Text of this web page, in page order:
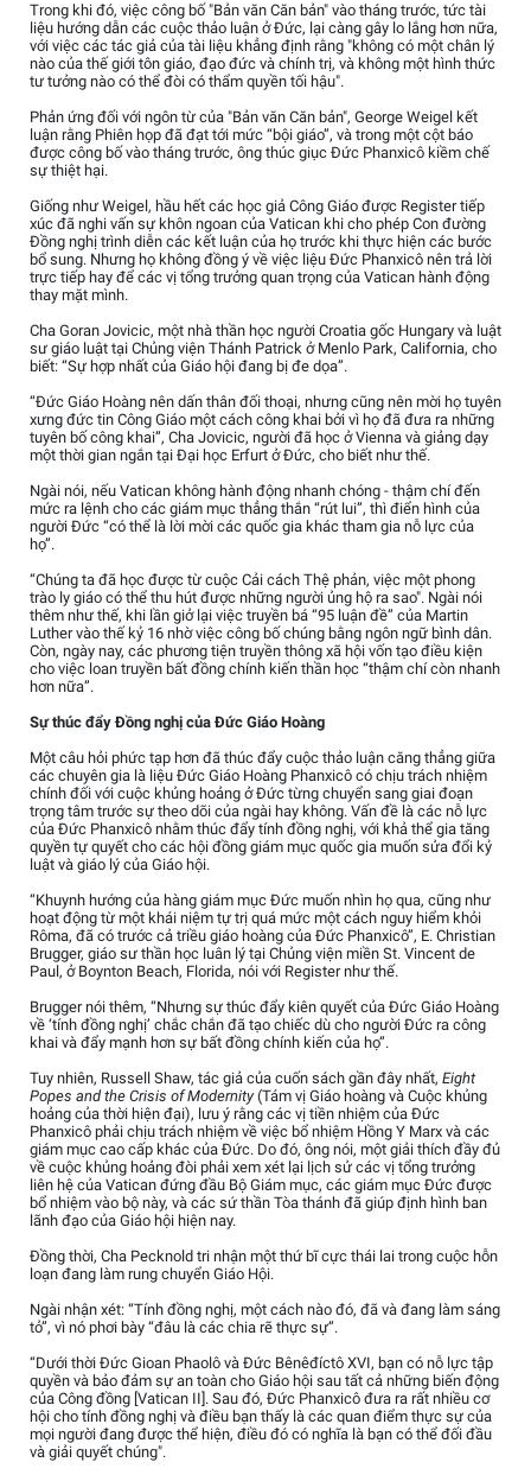
Trong khi đó, việc công bố "Bản văn Căn bản" vào tháng trước, tức tài
liệu hướng dẫn các cuộc thảo luận ở Đức, lại càng gây lo lắng hơn nữa,
với việc các tác giả của tài liệu khẳng định rằng "không có một chân lý
nào của thế giới tôn giáo, đạo đức và chính trị, và không một hình thức
tư tưởng nào có thể đòi có thẩm quyền tối hậu".
Phản ứng đối với ngôn từ của "Bản văn Căn bản", George Weigel kết
luận rằng Phiên họp đã đạt tới mức “bội giáo”, và trong một cột báo
được công bố vào tháng trước, ông thúc giục Đức Phanxicô kiềm chế
sự thiệt hại.
Giống như Weigel, hầu hết các học giả Công Giáo được Register tiếp
xúc đã nghi vấn sự khôn ngoan của Vatican khi cho phép Con đường
Đồng nghị trình diễn các kết luận của họ trước khi thực hiện các bước
bổ sung. Nhưng họ không đồng ý về việc liệu Đức Phanxicô nên trả lời
trực tiếp hay để các vị tổng trưởng quan trọng của Vatican hành động
thay mặt mình.
Cha Goran Jovicic, một nhà thần học người Croatia gốc Hungary và luật
sư giáo luật tại Chủng viện Thánh Patrick ở Menlo Park, California, cho
biết: “Sự hợp nhất của Giáo hội đang bị đe dọa”.
“Đức Giáo Hoàng nên dấn thân đối thoại, nhưng cũng nên mời họ tuyên
xưng đức tin Công Giáo một cách công khai bởi vì họ đã đưa ra những
tuyên bố công khai”, Cha Jovicic, người đã học ở Vienna và giảng dạy
một thời gian ngắn tại Đại học Erfurt ở Đức, cho biết như thế.
Ngài nói, nếu Vatican không hành động nhanh chóng - thậm chí đến
mức ra lệnh cho các giám mục thẳng thắn “rút lui”, thì điển hình của
người Đức “có thể là lời mời các quốc gia khác tham gia nỗ lực của
họ”.
“Chúng ta đã học được từ cuộc Cải cách Thệ phản, việc một phong
trào ly giáo có thể thu hút được những người ủng hộ ra sao". Ngài nói
thêm như thế, khi lần giở lại việc truyền bá “95 luận đề” của Martin
Luther vào thế kỷ 16 nhờ việc công bố chúng bằng ngôn ngữ bình dân.
Còn, ngày nay, các phương tiện truyền thông xã hội vốn tạo điều kiện
cho việc loan truyền bất đồng chính kiến thần học “thậm chí còn nhanh
hơn nữa”.
Sự thúc đẩy Đồng nghị của Đức Giáo Hoàng
Một câu hỏi phức tạp hơn đã thúc đẩy cuộc thảo luận căng thẳng giữa
các chuyên gia là liệu Đức Giáo Hoàng Phanxicô có chịu trách nhiệm
chính đối với cuộc khủng hoảng ở Đức từng chuyển sang giai đoạn
trọng tâm trước sự theo dõi của ngài hay không. Vấn đề là các nỗ lực
của Đức Phanxicô nhằm thúc đẩy tính đồng nghị, với khả thể gia tăng
quyền tự quyết cho các hội đồng giám mục quốc gia muốn sửa đổi kỷ
luật và giáo lý của Giáo hội.
“Khuynh hướng của hàng giám mục Đức muốn nhìn họ qua, cũng như
hoạt động từ một khái niệm tự trị quá mức một cách nguy hiểm khỏi
Rôma, đã có trước cả triều giáo hoàng của Đức Phanxicô”, E. Christian
Brugger, giáo sư thần học luân lý tại Chủng viện miền St. Vincent de
Paul, ở Boynton Beach, Florida, nói với Register như thế.
Brugger nói thêm, “Nhưng sự thúc đẩy kiên quyết của Đức Giáo Hoàng
về ‘tính đồng nghị’ chắc chắn đã tạo chiếc dù cho người Đức ra công
khai và đẩy mạnh hơn sự bất đồng chính kiến của họ”.
Tuy nhiên, Russell Shaw, tác giả của cuốn sách gần đây nhất, Eight
Popes and the Crisis of Modernity(Tám vị Giáo hoàng và Cuộc khủng
hoảng của thời hiện đại), lưu ý rằng các vị tiền nhiệm của Đức
Phanxicô phải chịu trách nhiệm về việc bổ nhiệm Hồng Y Marx và các
giám mục cao cấp khác của Đức. Do đó, ông nói, một giải thích đầy đủ
về cuộc khủng hoảng đòi phải xem xét lại lịch sử các vị tổng trưởng
liên hệ của Vatican đứng đầu Bộ Giám mục, các giám mục Đức được
bổ nhiệm vào bộ này, và các sứ thần Tòa thánh đã giúp định hình ban
lãnh đạo của Giáo hội hiện nay.
Đồng thời, Cha Pecknold tri nhận một thứ bĩ cực thái lai trong cuộc hỗn
loạn đang làm rung chuyển Giáo Hội.
Ngài nhận xét: “Tính đồng nghị, một cách nào đó, đã và đang làm sáng
tỏ”, vì nó phơi bày “đâu là các chia rẽ thực sự”.
“Dưới thời Đức Gioan Phaolô và Đức Bênêđíctô XVI, bạn có nỗ lực tập
quyền và bảo đảm sự an toàn cho Giáo hội sau tất cả những biến động
của Công đồng [Vatican II]. Sau đó, Đức Phanxicô đưa ra rất nhiều cơ
hội cho tính đồng nghị và điều bạn thấy là các quan điểm thực sự của
mọi người đang được thể hiện, điều đó có nghĩa là bạn có thể đối đầu
và giải quyết chúng".